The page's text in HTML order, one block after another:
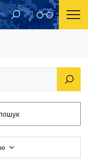
2013 рік Про затвердження